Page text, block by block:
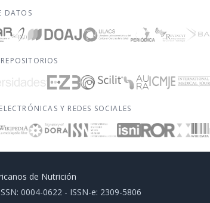
DATOS
Y REDES SOCIALES
de Nutrición
0004-0622 - ISSN-e: 2309-5806